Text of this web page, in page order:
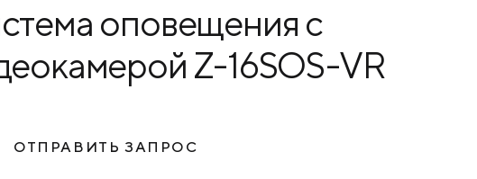
оповещения с
Z-16SOS-VR
ОТПРАВИТЬ ЗАПРОС